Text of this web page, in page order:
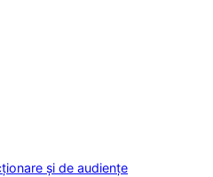
și de audiențe